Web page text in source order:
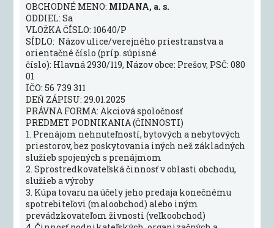
OBCHODNÉ MENO: MIDANA, a. s.
ODDIEL: Sa
VLOŽKA ČÍSLO: 10640/P
SÍDLO: Názov ulice/verejného priestranstva a
orientačné číslo (príp. súpisné
číslo): Hlavná 2930/119, Názov obce: Prešov, PSČ: 080
01
IČO: 56 739 311
DEŇ ZÁPISU: 29.01.2025
PRÁVNA FORMA: Akciová spoločnosť
PREDMET PODNIKANIA (ČINNOSTI)
1. Prenájom nehnuteľností, bytových a nebytových
priestorov, bez poskytovania iných než základných
služieb spojených s prenájmom
2. Sprostredkovateľská činnosť v oblasti obchodu,
služieb a výroby
3. Kúpa tovaru na účely jeho predaja konečnému
spotrebiteľovi (maloobchod) alebo iným
prevádzkovateľom živnosti (veľkoobchod)